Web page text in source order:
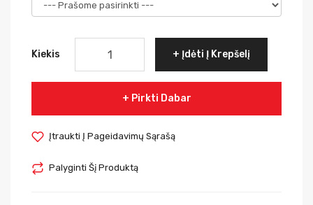
Kiekis Įdėti Į Krepšelį
Pirkti Dabar
Įtraukti Į Pageidavimų Sąrašą
Palyginti Šį Produktą